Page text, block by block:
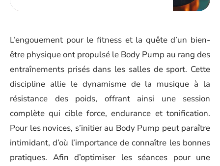
L’engouement pour le fitness et la quête d’un bien-
être physique ont propulsé le Body Pump au rang des
entraînements prisés dans les salles de sport. Cette
discipline allie le dynamisme de la musique à la
résistance des poids, offrant ainsi une session
complète qui cible force, endurance et tonification.
Pour les novices, s’initier au Body Pump peut paraître
intimidant, d’où l’importance de connaître les bonnes
pratiques. Afin d’optimiser les séances pour une